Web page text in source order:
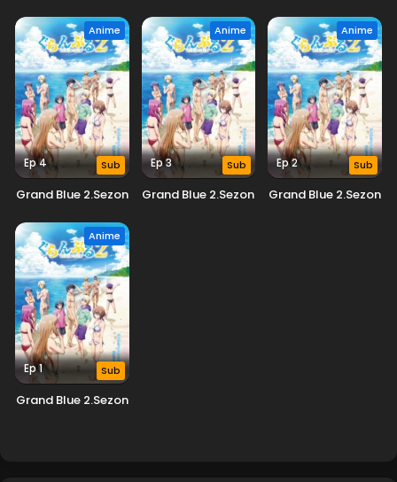
Anime
Ep 4 Sub
Grand Blue 2.Sezon
Anime
Ep 3 Sub
Grand Blue 2.Sezon
Anime
Ep 2 Sub
Grand Blue 2.Sezon
Anime
Ep 1 Sub
Grand Blue 2.Sezon